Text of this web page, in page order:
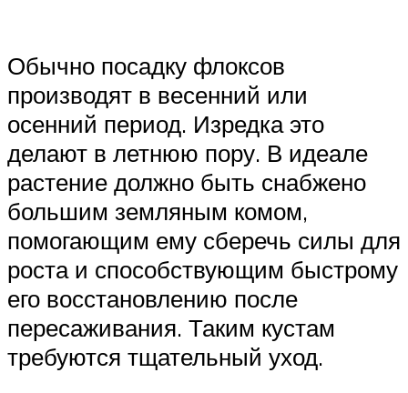
Обычно посадку флоксов
производят в весенний или
осенний период. Изредка это
делают в летнюю пору. В идеале
растение должно быть снабжено
большим земляным комом,
помогающим ему сберечь силы для
роста и способствующим быстрому
его восстановлению после
пересаживания. Таким кустам
требуются тщательный уход.